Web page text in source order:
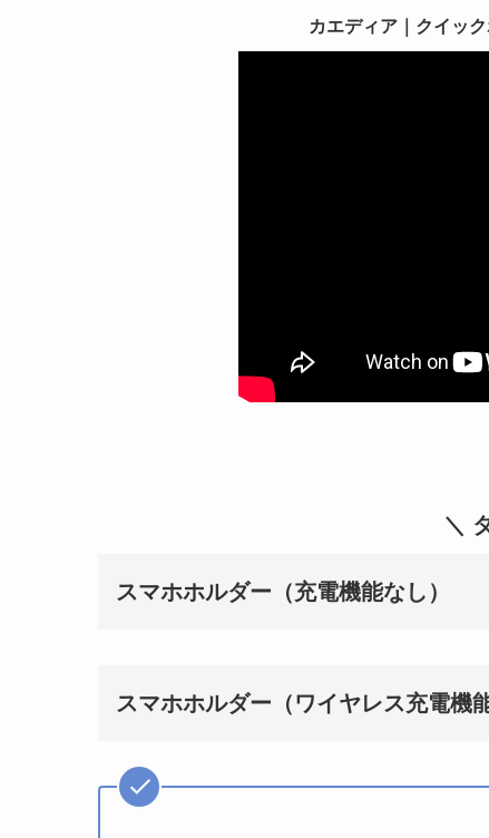
カエディア｜クイッ
＼
スマホホルダー（充電機能なし）
スマホホルダー（ワイヤレス充電機